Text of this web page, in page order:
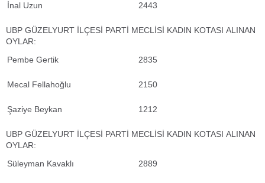
İnal Uzun 2443
UBP GÜZELYURT İLÇESİ PARTİ MECLİSİ KADIN KOTASI ALINAN
OYLAR:
Pembe Gertik
2835
Mecal Fellahoğlu 2150
Şaziye Beykan 1212
UBP GÜZELYURT İLÇESİ PARTİ MECLİSİ KADIN KOTASI ALINAN
OYLAR:
Süleyman Kavaklı
2889